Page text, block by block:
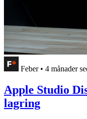
Feber • 4 månader
Apple Studio
lagring